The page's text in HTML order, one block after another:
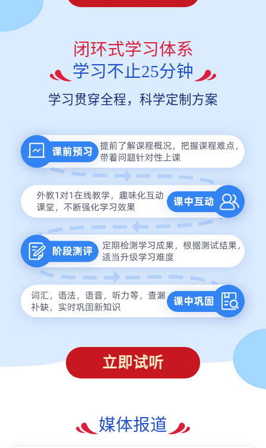
闭环式学习体系
学习不止25分钟
学习贯穿全程，科学定制方案
立即试听
媒体报道